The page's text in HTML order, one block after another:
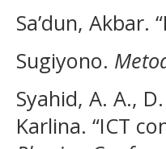
Sa’dun, Akbar.
Sugiyono.
Syahid, A. A.,
Karlina. “ICT